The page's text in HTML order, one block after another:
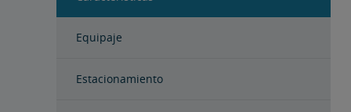
Equipaje
Estacionamiento